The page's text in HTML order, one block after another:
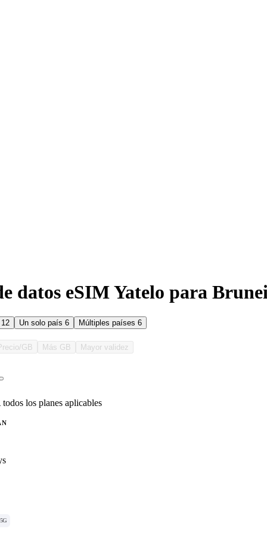
datos eSIM Yatelo para
12 Un solo país 6 Múltiples países 6
GB Más GB Mayor validez
todos los planes aplicables
5G